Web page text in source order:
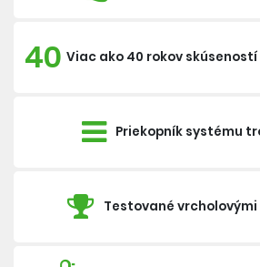
40 Viac ako 40 rokov
Priekopník systému
Testované